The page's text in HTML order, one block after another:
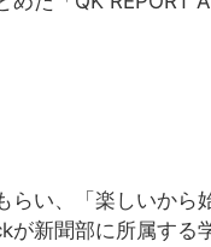
い、「楽しいから
が新聞部に所属す